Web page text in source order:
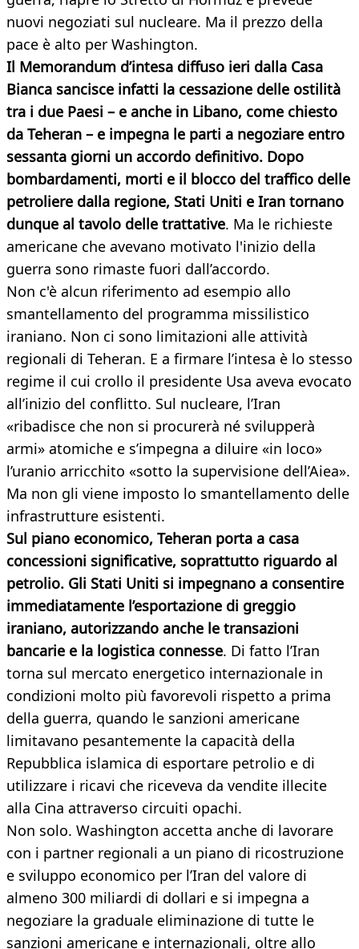
nuovi negoziati sul nucleare. Ma il prezzo della
pace è alto per Washington.
Il Memorandum d’intesa diffuso ieri dalla Casa
Bianca sancisce infatti la cessazione delle ostilità
tra i due Paesi – e anche in Libano, come chiesto
da Teheran – e impegna le parti a negoziare entro
sessanta giorni un accordo definitivo. Dopo
bombardamenti, morti e il blocco del traffico delle
petroliere dalla regione, Stati Uniti e Iran tornano
dunque al tavolo delle trattative. Ma le richieste
americane che avevano motivato l'inizio della
guerra sono rimaste fuori dall’accordo.
Non c'è alcun riferimento ad esempio allo
smantellamento del programma missilistico
iraniano. Non ci sono limitazioni alle attività
regionali di Teheran. E a firmare l’intesa è lo stesso
regime il cui crollo il presidente Usa aveva evocato
all’inizio del conflitto. Sul nucleare, l’Iran
«ribadisce che non si procurerà né svilupperà
armi» atomiche e s’impegna a diluire «in loco»
l’uranio arricchito «sotto la supervisione dell’Aiea».
Ma non gli viene imposto lo smantellamento delle
infrastrutture esistenti.
Sul piano economico, Teheran porta a casa
concessioni significative, soprattutto riguardo al
petrolio. Gli Stati Uniti si impegnano a consentire
immediatamente l’esportazione di greggio
iraniano, autorizzando anche le transazioni
bancarie e la logistica connesse. Di fatto l’Iran
torna sul mercato energetico internazionale in
condizioni molto più favorevoli rispetto a prima
della guerra, quando le sanzioni americane
limitavano pesantemente la capacità della
Repubblica islamica di esportare petrolio e di
utilizzare i ricavi che riceveva da vendite illecite
alla Cina attraverso circuiti opachi.
Non solo. Washington accetta anche di lavorare
con i partner regionali a un piano di ricostruzione
e sviluppo economico per l’Iran del valore di
almeno 300 miliardi di dollari e si impegna a
negoziare la graduale eliminazione di tutte le
sanzioni americane e internazionali, oltre allo